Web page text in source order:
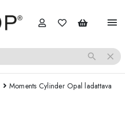
menu
search close
Moments Cylinder Opal ladattava